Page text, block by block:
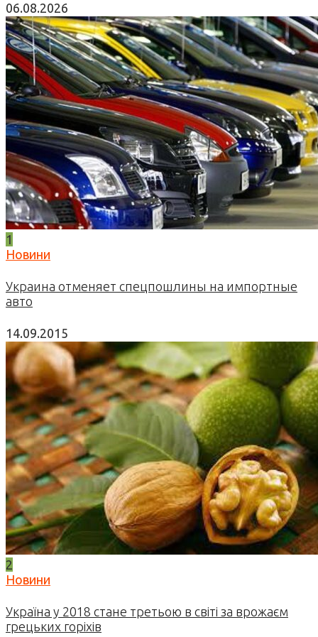
06.08.2026
1
Новини
Украина отменяет спецпошлины на импортные
авто
14.09.2015
2
Новини
Україна у 2018 стане третьою в світі за врожаєм
грецьких горіхів